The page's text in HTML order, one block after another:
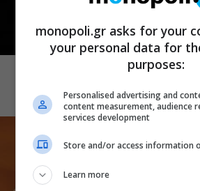
CINEMA
Demons 2
monopoli.gr asks for your
your personal data for
purposes:
Personalised advertising and
content measurement, audience
services development
Store and/or access information
Learn more